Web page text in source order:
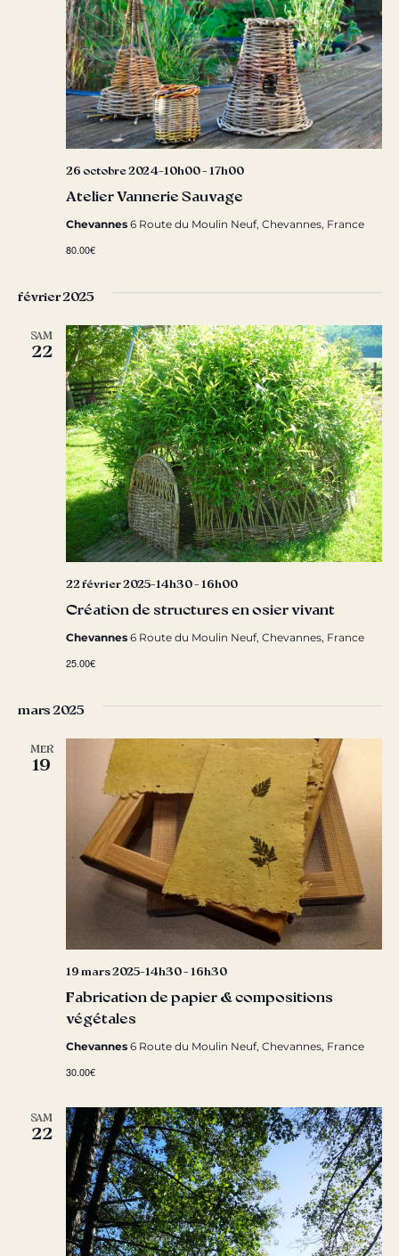
Atelier Vannerie Sauvage
26 octobre 2024-10h00- 17h00
Chevannes 6 Route du Moulin Neuf, Chevannes, France
80.00€
février 2025
SAM
22
Création de structures en osier vivant
22 février 2025-14h30- 16h00
Chevannes 6 Route du Moulin Neuf, Chevannes, France
25.00€
mars 2025
MER
19
Fabrication de papier & compositions
végétales
19 mars 2025-14h30- 16h30
Chevannes 6 Route du Moulin Neuf, Chevannes, France
30.00€
SAM
22